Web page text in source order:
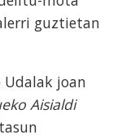
guztietan
joan
Aisialdi